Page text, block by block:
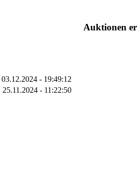
Auktionen
03.12.2024 - 19:49:12
25.11.2024 - 11:22:50